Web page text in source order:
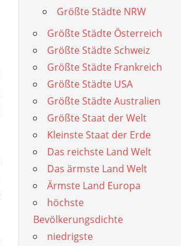
Größte Städte NRW
Größte Städte Österreich
Größte Städte Schweiz
Größte Städte Frankreich
Größte Städte USA
Größte Städte Australien
Größte Staat der Welt
Kleinste Staat der Erde
Das reichste Land Welt
Das ärmste Land Welt
Ärmste Land Europa
höchste
Bevölkerungsdichte
niedrigste